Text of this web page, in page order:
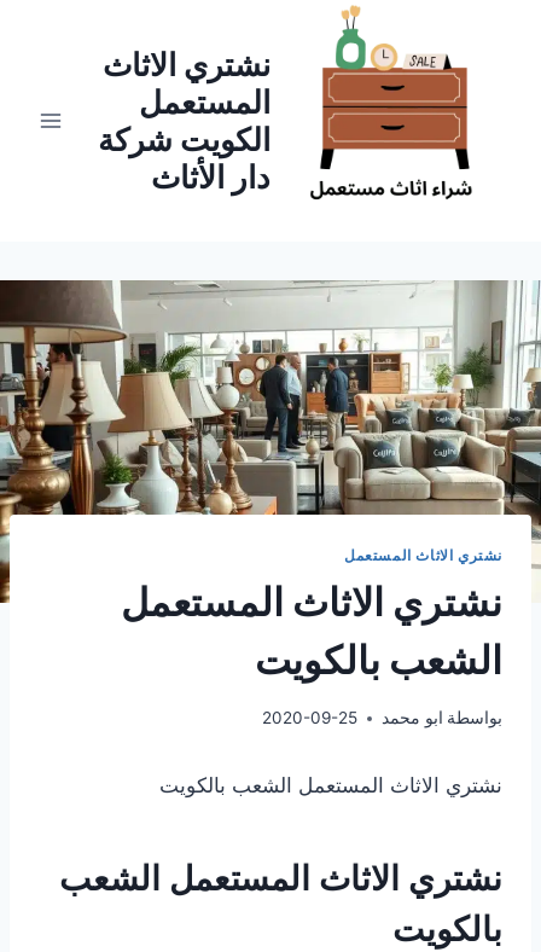
نشتري الاثاث
المستعمل
الكويت شركة
دار الأثاث
نشتري الاثاث المستعمل
نشتري الاثاث المستعمل
الشعب بالكويت
بواسطة ابو محمد 2020-09-25
نشتري الاثاث المستعمل الشعب بالكويت
نشتري الاثاث المستعمل الشعب
بالكويت